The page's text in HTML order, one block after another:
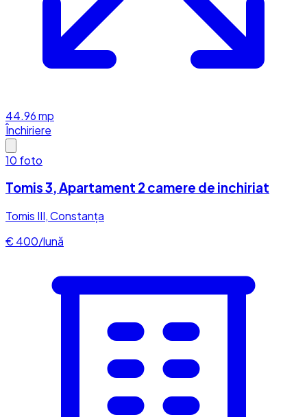
44.96mp
Închiriere
10 foto
Tomis 3, Apartament 2 camere de inchiriat
Tomis III, Constanța
€ 400/lună